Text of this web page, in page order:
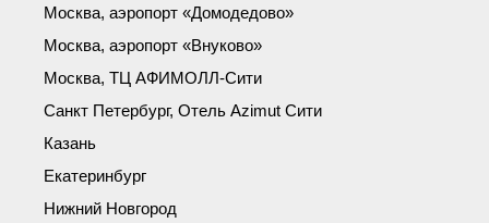
Москва, аэропорт «Домодедово»
Москва, аэропорт «Внуково»
Москва, ТЦ АФИМОЛЛ-Сити
Санкт Петербург, Отель Azimut Сити
Казань
Екатеринбург
Нижний Новгород